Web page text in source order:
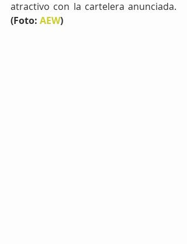
(Foto: AEW)